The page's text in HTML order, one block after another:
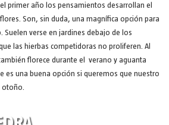
primer año los pensamientos desarrollan el
Son, sin duda, una magnífica opción para
Suelen verse en jardines debajo de los
las hierbas competidoras no proliferen. Al
florece durante el verano y aguanta
es una buena opción si queremos que nuestro
otoño.